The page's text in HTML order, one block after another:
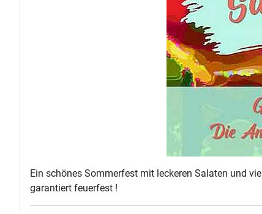
Ein schönes Sommerfest mit leckeren Salaten und
garantiert feuerfest !